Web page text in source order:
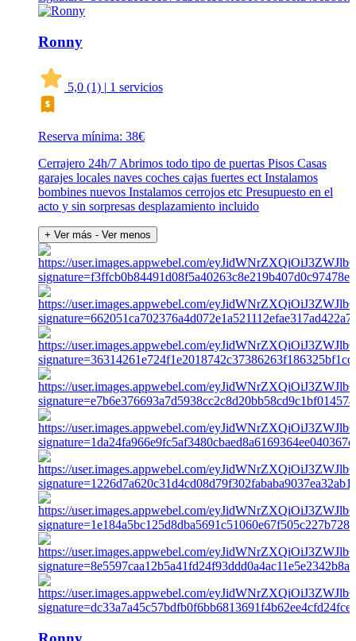
Ronny
5,0 (1) | 1 servicios
Reserva mínima: 38€
Cerrajero 24h/7 Abrimos todo tipo de puertas Pisos Casas
garajes locales naves coches cajas fuertes ect Instalamos
bombines nuevos Instalamos cerrojos etc Presupuesto en el
acto y sin sorpresas desplazamiento incluido
+ Ver más - Ver menos